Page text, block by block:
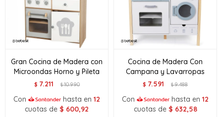
Gran Cocina de Madera con
Microondas Horno y Pileta
$ 7.211 $10.990
Con hasta en 12
cuotas de $ 600,92
Cocina de Madera Con
Campana y Lavarropas
$ 7.591 $9.488
Con hasta en 12
cuotas de $ 632,58